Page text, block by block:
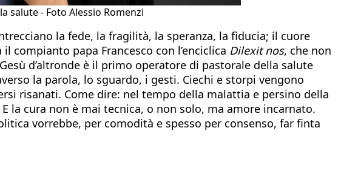
salute - Foto Alessio Romenzi
la fede, la fragilità, la speranza, la fiducia; il cuore
compianto papa Francesco con l’enciclica Dilexit nos, che non
d’altronde è il primo operatore di pastorale della salute
la parola, lo sguardo, i gesti. Ciechi e storpi vengono
risanati. Come dire: nel tempo della malattia e persino della
cura non è mai tecnica, o non solo, ma amore incarnato.
vorrebbe, per comodità e spesso per consenso, far finta